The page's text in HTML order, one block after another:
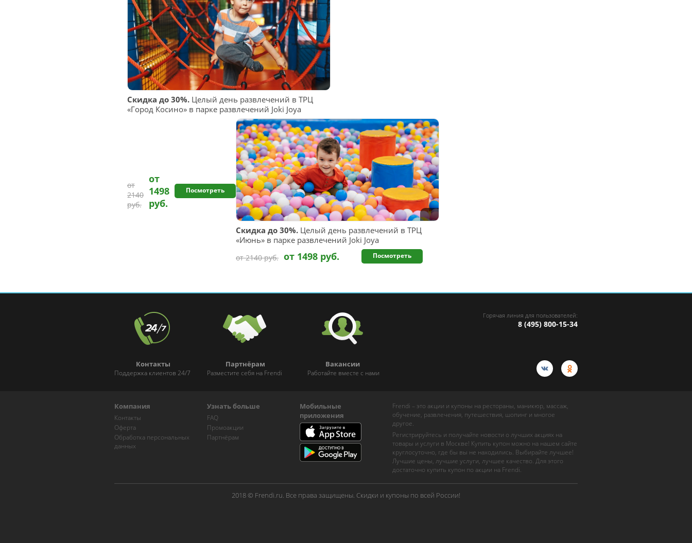
Скидка до 30%. Целый день развлечений в ТРЦ
«Город Косино» в парке развлечений Joki Joya
от
2140
руб.
от
1498
руб.
Посмотреть
Скидка до 30%. Целый день развлечений в ТРЦ
«Июнь» в парке развлечений Joki Joya
от 2140 руб. от 1498 руб. Посмотреть
Контакты
Поддержка клиентов 24/7
Партнёрам
Разместите себя на Frendi
Вакансии
Работайте вместе с нами
Горячая линия для пользователей:
8 (495) 800-15-34
Компания
Контакты
Оферта
Обработка персональных
данных
Узнать больше
FAQ
Промоакции
Партнёрам
Мобильные
приложения
Frendi – это акции и купоны на рестораны, маникюр, массаж,
обучение, развлечения, путешествия, шопинг и многое
другое.
Регистрируйтесь и получайте новости о лучших акциях на
товары и услуги в Москве! Купить купон можно на нашем сайте
круглосуточно, где бы вы не находились. Выбирайте лучшее!
Лучшие цены, лучшие услуги, лучшее качество. Для этого
достаточно купить купон по акции на Frendi.
2018 © Frendi.ru. Все права защищены. Скидки и купоны по всей России!